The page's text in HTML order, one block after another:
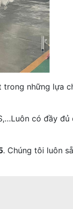
những lựa
có đầy
. Chúng tôi luôn